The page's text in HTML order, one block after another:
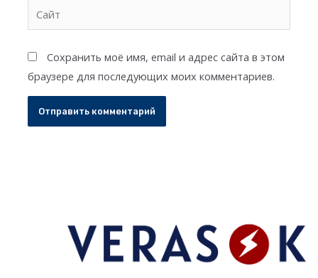
Сайт
Сохранить моё имя, email и адрес сайта в этом
браузере для последующих моих комментариев.